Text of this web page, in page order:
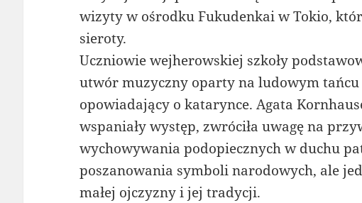
wizyty w ośrodku Fukudenkai w Tokio,
sieroty.
Uczniowie wejherowskiej szkoły
utwór muzyczny oparty na ludowym
opowiadający o katarynce. Agata
wspaniały występ, zwróciła uwagę na
wychowywania podopiecznych w duchu
poszanowania symboli narodowych, ale
małej ojczyzny i jej tradycji.